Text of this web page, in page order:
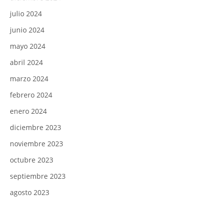
julio 2024
junio 2024
mayo 2024
abril 2024
marzo 2024
febrero 2024
enero 2024
diciembre 2023
noviembre 2023
octubre 2023
septiembre 2023
agosto 2023